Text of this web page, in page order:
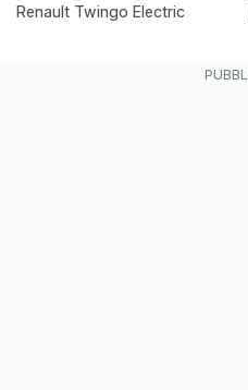
Renault Twingo Electric